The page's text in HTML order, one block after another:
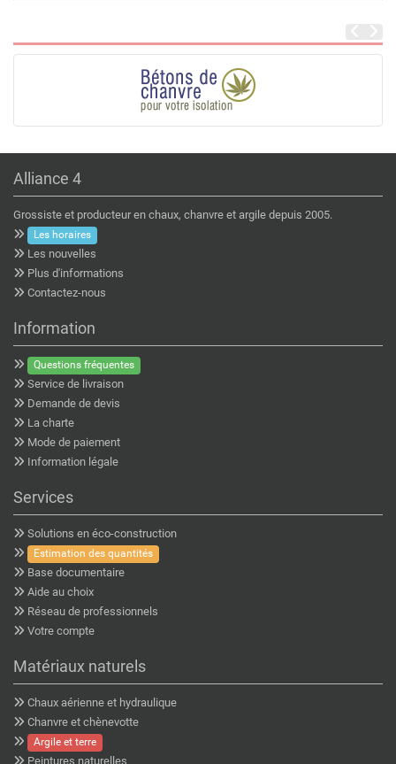
Alliance 4
Grossiste et producteur en chaux, chanvre et argile depuis 2005.
Les horaires
Les nouvelles
Plus d'informations
Contactez-nous
Information
Questions fréquentes
Service de livraison
Demande de devis
La charte
Mode de paiement
Information légale
Services
Solutions en éco-construction
Estimation des quantités
Base documentaire
Aide au choix
Réseau de professionnels
Votre compte
Matériaux naturels
Chaux aérienne et hydraulique
Chanvre et chènevotte
Argile et terre
Peintures naturelles